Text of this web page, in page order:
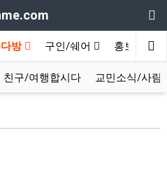
방 구인/쉐어 홍보방
친구/여행합시다 교민소식/사람